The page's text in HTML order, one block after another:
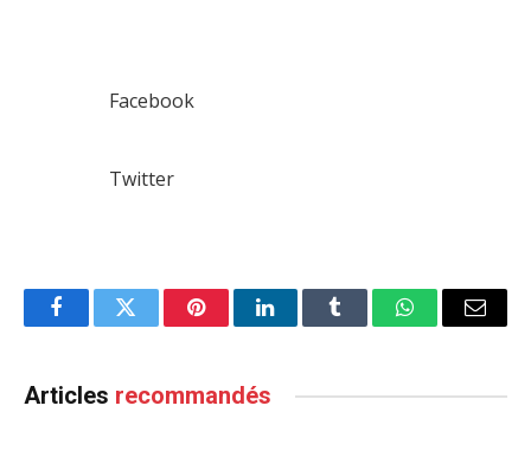
Facebook
Twitter
FacebookTwitter PinterestLinkedInTumblr WhatsAppEmail
Articles recommandés